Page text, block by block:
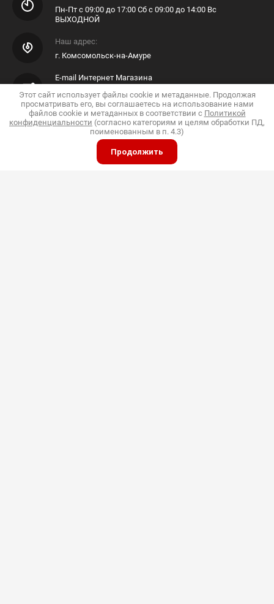
Пн-Пт с 09:00 до 17:00 Сб с 09:00 до 14:00 Вс
ВЫХОДНОЙ
Наш адрес:
г. Комсомольск-на-Амуре
E-mail Интернет Магазина
Shop@pkfdis.ru
ИП Дубинин
Этот сайт использует файлы cookie и метаданные. Продолжая
просматривать его, вы соглашаетесь на использование нами
файлов cookie и метаданных в соответствии с Политикой
конфиденциальности (согласно категориям и целям обработки ПД,
поименованным в п. 4.3)
Продолжить